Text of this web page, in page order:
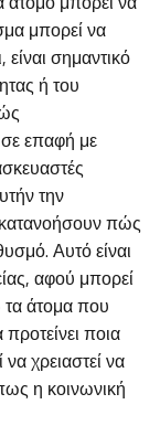
μπορεί να
σημαντικό
ή του
σε επαφή με
την
πώς
Αυτό είναι
αφού μπορεί
άτομα που
ποια
χρειαστεί να
η κοινωνική